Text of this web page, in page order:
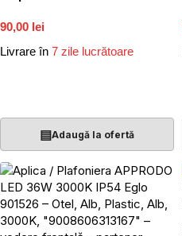
90,00 lei
Livrare în 7 zile lucrătoare
▤Adaugă la ofertă